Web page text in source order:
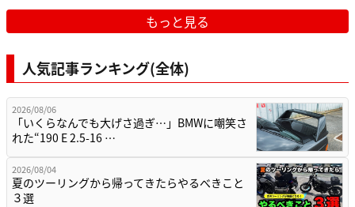
もっと見る
人気記事ランキング(全体)
2026/08/06
「いくらなんでも大げさ過ぎ…」BMWに嘲笑さ
れた“190 E 2.5-16 …
2026/08/04
夏のツーリングから帰ってきたらやるべきこと
３選